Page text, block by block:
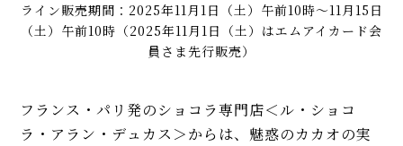
ライン販売期間：2025年11月1日（土）午前10時～11月15日
（土）午前10時（2025年11月1日（土）はエムアイカード会
員さま先行販売）
フランス・パリ発のショコラ専門店＜ル・ショコ
ラ・アラン・デュカス＞からは、魅惑のカカオの実